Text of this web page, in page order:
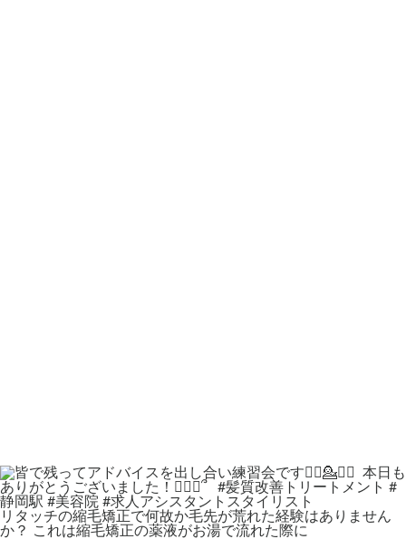
リタッチの縮毛矯正で何故か毛先が荒れた経験はありません
か？ これは縮毛矯正の薬液がお湯で流れた際に